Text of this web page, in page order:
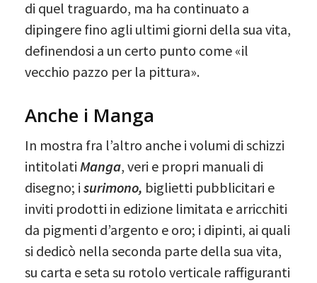
di quel traguardo, ma ha continuato a
dipingere fino agli ultimi giorni della sua vita,
definendosi a un certo punto come «il
vecchio pazzo per la pittura».
Anche i Manga
In mostra fra l’altro anche i volumi di schizzi
intitolati Manga, veri e propri manuali di
disegno; i surimono, biglietti pubblicitari e
inviti prodotti in edizione limitata e arricchiti
da pigmenti d’argento e oro; i dipinti, ai quali
si dedicò nella seconda parte della sua vita,
su carta e seta su rotolo verticale raffiguranti